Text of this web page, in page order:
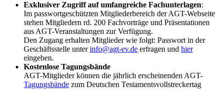
Exklusiver Zugriff auf umfangreiche Fachunterlagen:
Im passwortgeschützten Mitgliederbereich der AGT-Webseite
stehen Mitgliedern rd. 200 Fachvorträge und Präsentationen
aus AGT-Veranstaltungen zur Verfügung.
Den Zugang erhalten Mitglieder wie folgt: Passwort in der
Geschäftsstelle unterinfo@agt-ev.de erfragen und hier
eingeben.
Kostenlose Tagungsbände
AGT-Mitglieder können die jährlich erscheinenden AGT-
Tagungsbände zum Deutschen Testamentsvollstreckertag